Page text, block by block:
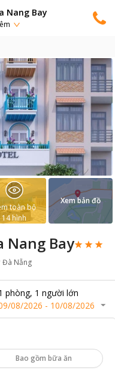
Nang Bay
Nang Bay
Đà Nẵng
phòng, 1 người lớn
08/2026 - 10/08/2026
toàn bộ
14hình
Xem bản đồ
Bao gồm bữa ăn